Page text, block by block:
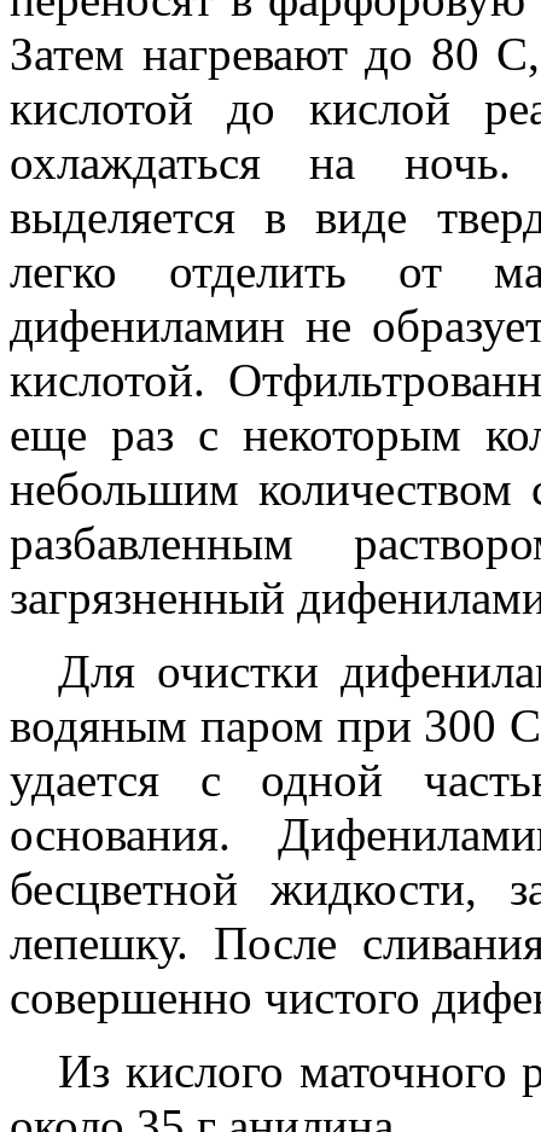
Затем нагревают до 80
кислотой до кислой
охлаждаться на
выделяется в виде
легко отделить от
дифениламин не
кислотой.
еще раз с некоторым
небольшим
разбавленным
загрязненный
Для очистки
водяным паром при 300
удается с одной
основания.
бесцветной жидкости,
лепешку. После
совершенно чистого
Из кислого маточного